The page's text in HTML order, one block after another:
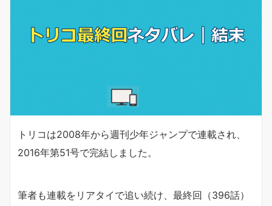
トリコは2008年から週刊少年ジャンプで連載され、
2016年第51号で完結しました。
筆者も連載をリアタイで追い続け、最終回（396話）